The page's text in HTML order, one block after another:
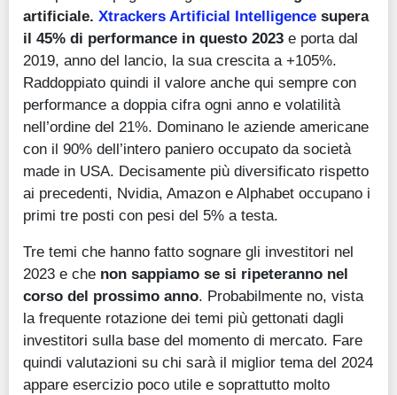
artificiale. Xtrackers Artificial Intelligence supera
il 45% di performance in questo 2023 e porta dal
2019, anno del lancio, la sua crescita a +105%.
Raddoppiato quindi il valore anche qui sempre con
performance a doppia cifra ogni anno e volatilità
nell’ordine del 21%. Dominano le aziende americane
con il 90% dell’intero paniero occupato da società
made in USA. Decisamente più diversificato rispetto
ai precedenti, Nvidia, Amazon e Alphabet occupano i
primi tre posti con pesi del 5% a testa.
Tre temi che hanno fatto sognare gli investitori nel
2023 e che non sappiamo se si ripeteranno nel
corso del prossimo anno. Probabilmente no, vista
la frequente rotazione dei temi più gettonati dagli
investitori sulla base del momento di mercato. Fare
quindi valutazioni su chi sarà il miglior tema del 2024
appare esercizio poco utile e soprattutto molto